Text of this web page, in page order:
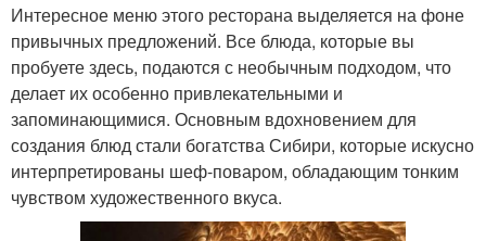
Интересное меню этого ресторана выделяется на фоне
привычных предложений. Все блюда, которые вы
пробуете здесь, подаются с необычным подходом, что
делает их особенно привлекательными и
запоминающимися. Основным вдохновением для
создания блюд стали богатства Сибири, которые искусно
интерпретированы шеф-поваром, обладающим тонким
чувством художественного вкуса.